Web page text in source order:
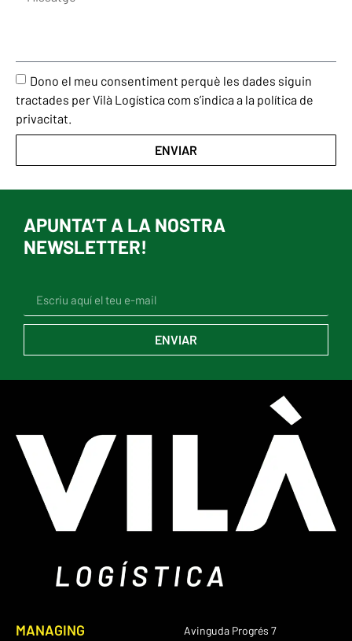
Dono el meu consentiment perquè les dades siguin
tractades per Vilà Logística com s’indica a la política de
privacitat.
ENVIAR
APUNTA’T A LA NOSTRA
NEWSLETTER!
ENVIAR
MANAGING
Avinguda Progrés 7